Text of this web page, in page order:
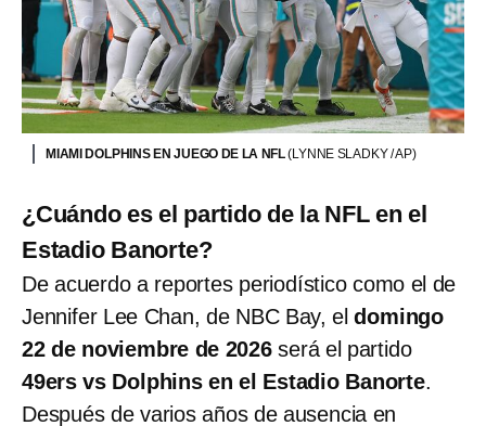
MIAMI DOLPHINS EN JUEGO DE LA NFL(LYNNE SLADKY / AP)
¿Cuándo es el partido de la NFL en el
Estadio Banorte?
De acuerdo a reportes periodístico como el de
Jennifer Lee Chan, de NBC Bay, eldomingo
22 de noviembre de 2026será el partido
49ers vs Dolphins en el Estadio Banorte.
Después de varios años de ausencia en